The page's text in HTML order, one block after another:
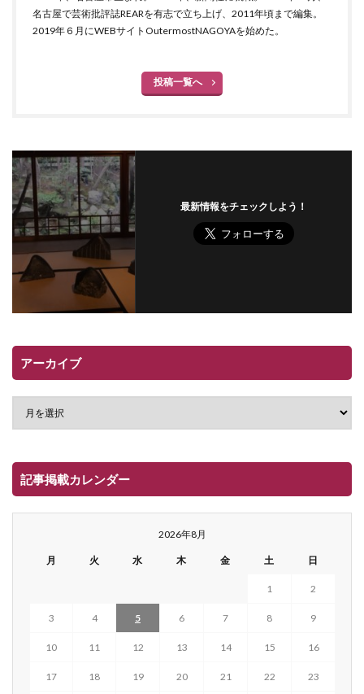
名古屋で芸術批評誌REARを有志で立ち上げ、2011年頃まで編集。
2019年６月にWEBサイトOutermostNAGOYAを始めた。
投稿一覧へ
最新情報をチェックしよう！
アーカイブ
記事掲載カレンダー
2026年8月
月 火 水 木 金 土 日
1 2
3 4 5 6 7 8 9
10 11 12 13 14 15 16
17 18 19 20 21 22 23